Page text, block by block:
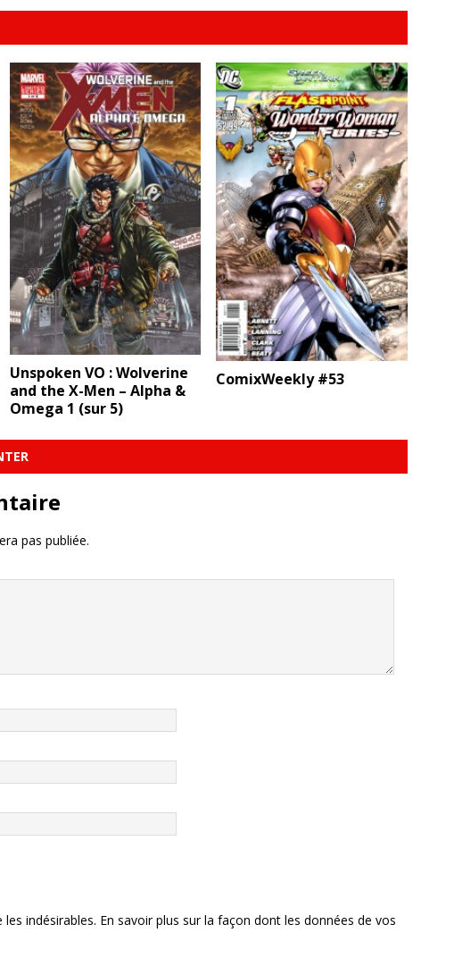
Unspoken VO : Wolverine
and the X-Men – Alpha &
Omega 1 (sur 5)
ComixWeekly #53
pas publiée.
indésirables. En savoir plus sur la façon dont les données de vos